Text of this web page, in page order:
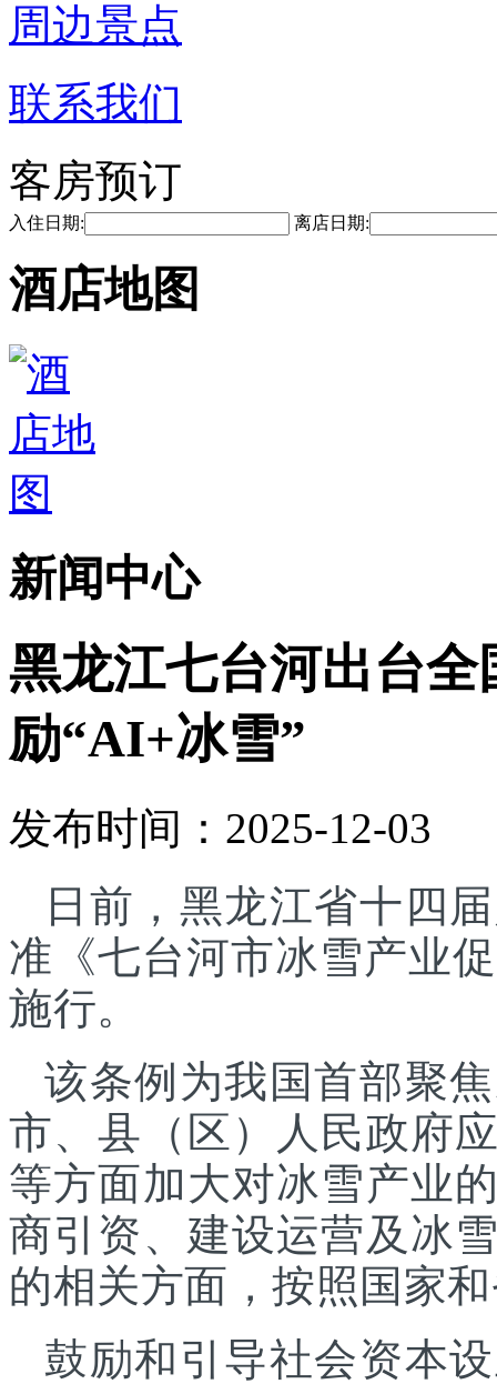
周边景点
联系我们
客房预订
入住日期: 离店日期:
酒店地图
新闻中心
黑龙江七台河出台
励“AI+冰雪”
发布时间：2025-12-03
日前，黑龙江省十四
准《七台河市冰雪产业
施行。
该条例为我国首部聚
市、县（区）人民政府
等方面加大对冰雪产业
商引资、建设运营及冰
的相关方面，按照国家
鼓励和引导社会资本